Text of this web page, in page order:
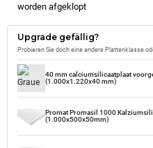
worden afgeklopt
Upgrade gefällig?
Probieren Sie doch eine andere Plattenklasse
40 mm calciumsilicaatplaat
(1.000x1.220x40 mm)
Promat Promasil 1000
(1.000x500x50mm)